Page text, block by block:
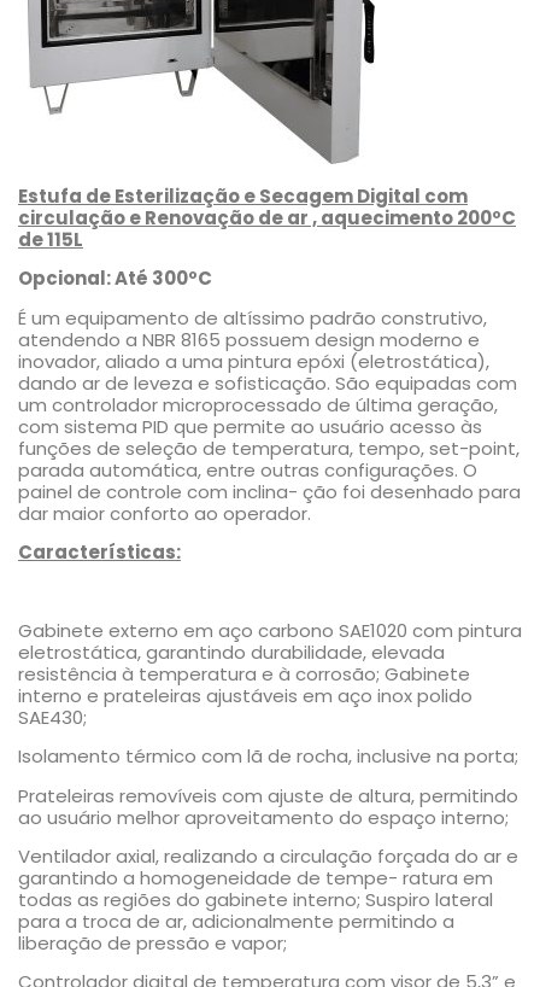
Estufa de Esterilização e Secagem Digital com
circulação e Renovação de ar , aquecimento 200ºC
de 115L
Opcional: Até 300ºC
É um equipamento de altíssimo padrão construtivo,
atendendo a NBR 8165 possuem design moderno e
inovador, aliado a uma pintura epóxi (eletrostática),
dando ar de leveza e sofisticação. São equipadas com
um controlador microprocessado de última geração,
com sistema PID que permite ao usuário acesso às
funções de seleção de temperatura, tempo, set-point,
parada automática, entre outras configurações. O
painel de controle com inclina- ção foi desenhado para
dar maior conforto ao operador.
Características:
Gabinete externo em aço carbono SAE1020 com pintura
eletrostática, garantindo durabilidade, elevada
resistência à temperatura e à corrosão; Gabinete
interno e prateleiras ajustáveis em aço inox polido
SAE430;
Isolamento térmico com lã de rocha, inclusive na porta;
Prateleiras removíveis com ajuste de altura, permitindo
ao usuário melhor aproveitamento do espaço interno;
Ventilador axial, realizando a circulação forçada do ar e
garantindo a homogeneidade de tempe- ratura em
todas as regiões do gabinete interno; Suspiro lateral
para a troca de ar, adicionalmente permitindo a
liberação de pressão e vapor;